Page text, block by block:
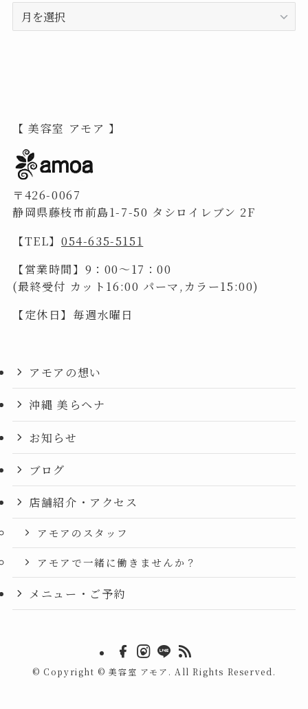
ア
ー
【 美容室 アモア 】
〒426-0067
静岡県藤枝市前島1-7-50 タシロイレブン 2F
【TEL】 054-635-5151
【営業時間】9：00～17：00
(最終受付 カット16:00 パーマ,カラー15:00)
【定休日】毎週水曜日
アモアの想い
沖縄 美らヘナ
お知らせ
ブログ
店舗紹介・アクセス
アモアのスタッフ
アモアで一緒に働きませんか？
メニュー・ご予約
© Copyright © 美容室 アモア. All Rights Reserved.